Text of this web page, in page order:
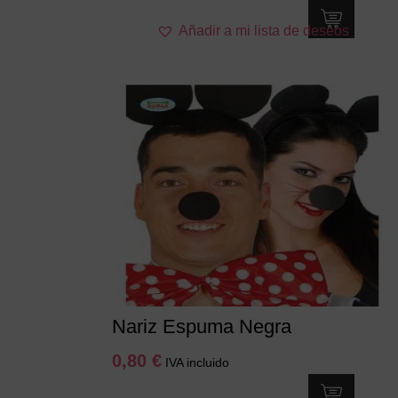
Añadir a mi lista de deseos
Nariz Espuma Negra
0,80 € IVA incluido